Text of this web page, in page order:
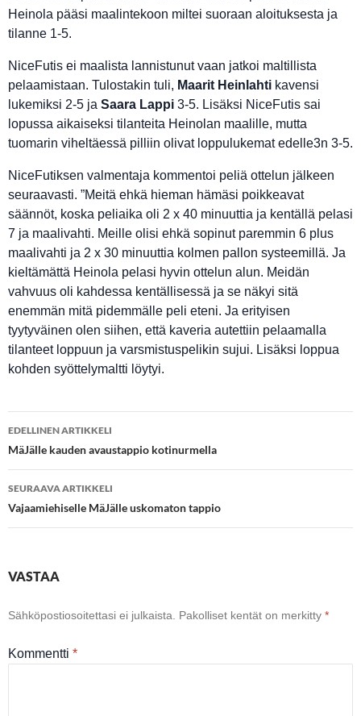
Heinola pääsi maalintekoon miltei suoraan aloituksesta ja
tilanne 1-5.
NiceFutis ei maalista lannistunut vaan jatkoi maltillista
pelaamistaan. Tulostakin tuli, Maarit Heinlahti kavensi
lukemiksi 2-5 ja Saara Lappi 3-5. Lisäksi NiceFutis sai
lopussa aikaiseksi tilanteita Heinolan maalille, mutta
tuomarin viheltäessä pilliin olivat loppulukemat edelle3n 3-5.
NiceFutiksen valmentaja kommentoi peliä ottelun jälkeen
seuraavasti. ”Meitä ehkä hieman hämäsi poikkeavat
säännöt, koska peliaika oli 2 x 40 minuuttia ja kentällä pelasi
7 ja maalivahti. Meille olisi ehkä sopinut paremmin 6 plus
maalivahti ja 2 x 30 minuuttia kolmen pallon systeemillä. Ja
kieltämättä Heinola pelasi hyvin ottelun alun. Meidän
vahvuus oli kahdessa kentällisessä ja se näkyi sitä
enemmän mitä pidemmälle peli eteni. Ja erityisen
tyytyväinen olen siihen, että kaveria autettiin pelaamalla
tilanteet loppuun ja varsmistuspelikin sujui. Lisäksi loppua
kohden syöttelymaltti löytyi.
Artikkelien
selaus
EDELLINEN ARTIKKELI
MäJälle kauden avaustappio kotinurmella
SEURAAVA ARTIKKELI
Vajaamiehiselle MäJälle uskomaton tappio
VASTAA
Sähköpostiosoitettasi ei julkaista. Pakolliset kentät on merkitty *
Kommentti *